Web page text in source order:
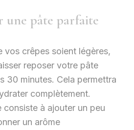
une pâte parfaite
vos crêpes soient légères,
reposer votre pâte
30 minutes. Cela permettra
complètement.
consiste à ajouter un peu
un arôme